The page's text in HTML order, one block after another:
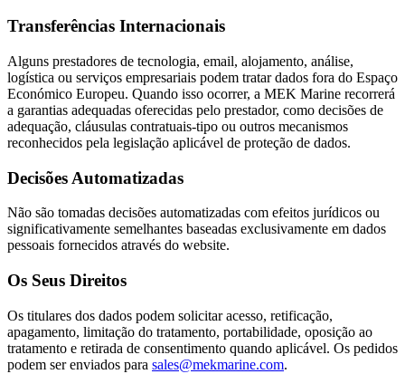
Transferências Internacionais
Alguns prestadores de tecnologia, email, alojamento, análise,
logística ou serviços empresariais podem tratar dados fora do Espaço
Económico Europeu. Quando isso ocorrer, a MEK Marine recorrerá
a garantias adequadas oferecidas pelo prestador, como decisões de
adequação, cláusulas contratuais-tipo ou outros mecanismos
reconhecidos pela legislação aplicável de proteção de dados.
Decisões Automatizadas
Não são tomadas decisões automatizadas com efeitos jurídicos ou
significativamente semelhantes baseadas exclusivamente em dados
pessoais fornecidos através do website.
Os Seus Direitos
Os titulares dos dados podem solicitar acesso, retificação,
apagamento, limitação do tratamento, portabilidade, oposição ao
tratamento e retirada de consentimento quando aplicável. Os pedidos
podem ser enviados para sales@mekmarine.com.